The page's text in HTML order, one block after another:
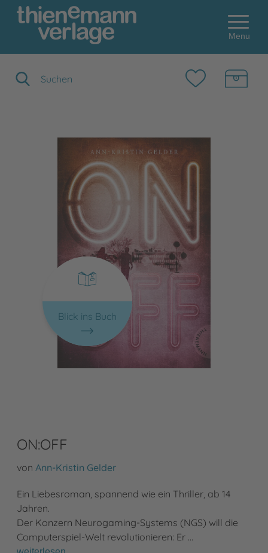
Menu
Blick ins Buch
ON:OFF
von Ann-Kristin Gelder
Ein Liebesroman, spannend wie ein Thriller, ab 14
Jahren.
Der Konzern Neurogaming-Systems (NGS) will die
Computerspiel-Welt revolutionieren: Er …